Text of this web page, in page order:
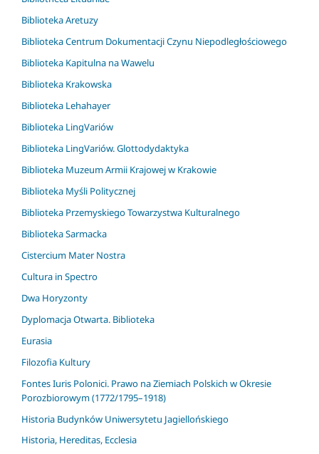
Biblioteka Aretuzy
Biblioteka Centrum Dokumentacji Czynu Niepodległościowego
Biblioteka Kapitulna na Wawelu
Biblioteka Krakowska
Biblioteka Lehahayer
Biblioteka LingVariów
Biblioteka LingVariów. Glottodydaktyka
Biblioteka Muzeum Armii Krajowej w Krakowie
Biblioteka Myśli Politycznej
Biblioteka Przemyskiego Towarzystwa Kulturalnego
Biblioteka Sarmacka
Cistercium Mater Nostra
Cultura in Spectro
Dwa Horyzonty
Dyplomacja Otwarta. Biblioteka
Eurasia
Filozofia Kultury
Fontes Iuris Polonici. Prawo na Ziemiach Polskich w Okresie
Porozbiorowym (1772/1795–1918)
Historia Budynków Uniwersytetu Jagiellońskiego
Historia, Hereditas, Ecclesia